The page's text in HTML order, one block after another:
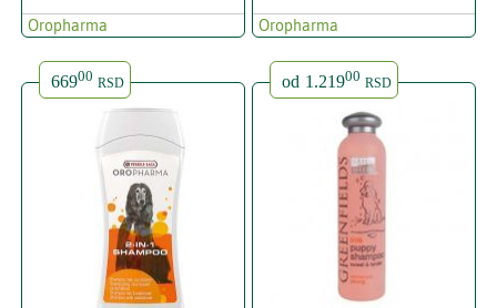
Oropharma Oropharma
66900 RSD od 1.21900 RSD